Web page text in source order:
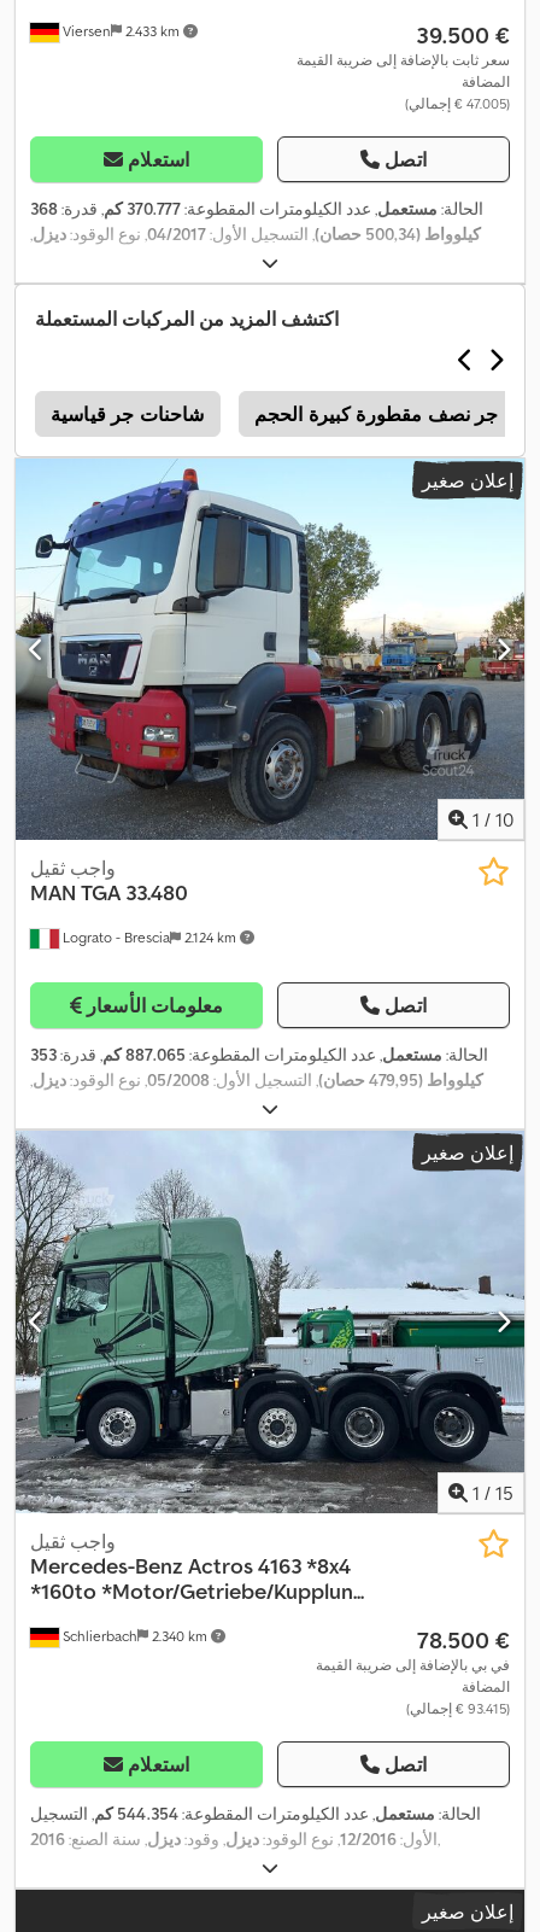
Viersen 2.433 km ‏39.500 €
سعر ثابت بالإضافة إلى ضريبة القيمة
المضافة
(‏47.005 € إجمالي)
استعلام اتصل
الحالة: مستعمل, عدد الكيلومترات المقطوعة:370.777 كم , قدرة:368
كيلوواط (500,34 حصان)
, التسجيل الأول:04/2017, نوع الوقود:ديزل,
, تكوين المحور:
(TÜV):02/2026 , لون:أخضر, نوع التروس:تلقائي, فئة الانبعاثات:يورو 6 ,
معدات:تكييف الهواء
اكتشف المزيد من المركبات المستعملة
شاحنات جر قياسية جر نصف مقطورة كبيرة الحجم
إعلان صغير
1 / 10
Lograto - Brescia 2.124 km
واجب ثقيل
MAN TGA 33.480
معلومات الأسعار اتصل
الحالة: مستعمل, عدد الكيلومترات المقطوعة: 887.065 كم , قدرة:353
كيلوواط (479,95 حصان)
, التسجيل الأول: 05/2008, نوع الوقود:ديزل,
, فئة الانبعاثات:
فولاذ-هواء, سنة الصنع:2008 ,
إعلان صغير
1 / 15
Schlierbach 2.340 km
واجب ثقيل
Mercedes-Benz Actros 4163 *8x4
*160to *Motor/Getriebe/Kupplun...
‏78.500 €
في بي بالإضافة إلى ضريبة القيمة
المضافة
(‏93.415 € إجمالي)
استعلام اتصل
الحالة: مستعمل, عدد الكيلومترات المقطوعة:544.354 كم
, التسجيل
الأول:12/2016, نوع الوقود:ديزل, وقود:ديزل, سنة الصنع:2016 ,
إعلان صغير